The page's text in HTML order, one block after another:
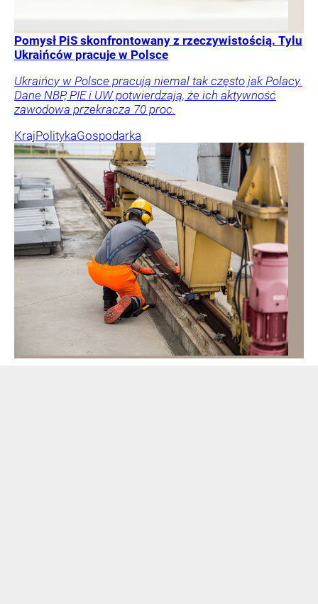
Pomysł PiS skonfrontowany z rzeczywistością. Tylu
Ukraińców pracuje w Polsce
Ukraińcy w Polsce pracują niemal tak często jak Polacy.
Dane NBP, PIE i UW potwierdzają, że ich aktywność
zawodowa przekracza 70 proc.
KrajPolitykaGospodarka